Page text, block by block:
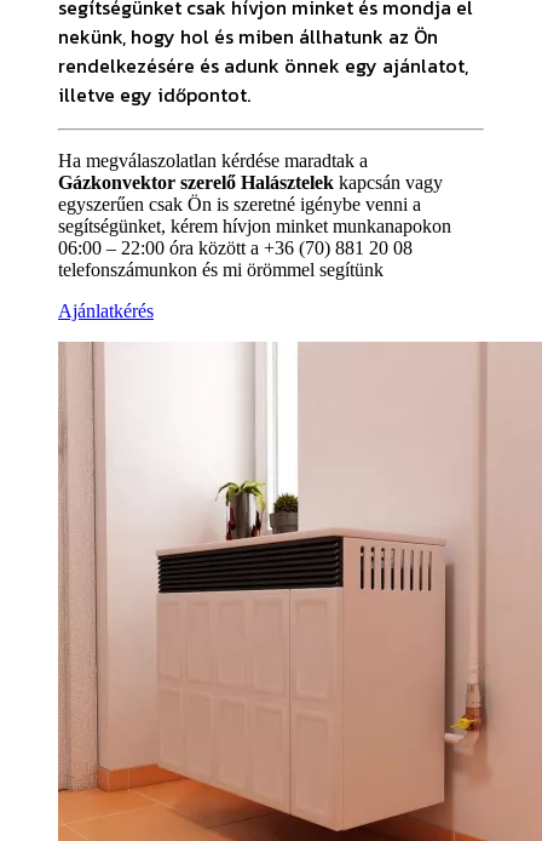
segítségünket csak hívjon minket és mondja el
nekünk, hogy hol és miben állhatunk az Ön
rendelkezésére és adunk önnek egy ajánlatot,
illetve egy időpontot.
Ha megválaszolatlan kérdése maradtak a
Gázkonvektor szerelő Halásztelek kapcsán vagy
egyszerűen csak Ön is szeretné igénybe venni a
segítségünket, kérem hívjon minket munkanapokon
06:00 – 22:00 óra között a +36 (70) 881 20 08
telefonszámunkon és mi örömmel segítünk
Ajánlatkérés